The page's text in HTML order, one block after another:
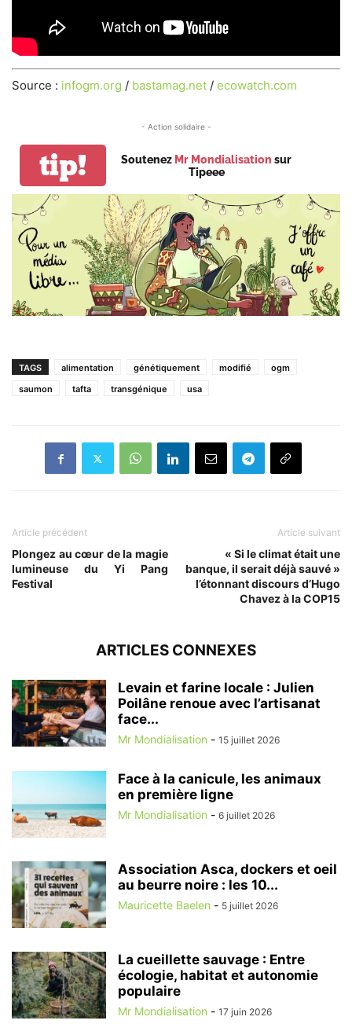
Source : infogm.org / bastamag.net / ecowatch.com
- Action solidaire -
tip! Soutenez Mr Mondialisation sur
Tipeee
TAGS alimentation génétiquement modifié
ogm
saumon
tafta transgénique usa
Article précédent
Plongez au cœur de la magie
lumineuse du Yi Pang
Festival
Article suivant
« Si le climat était une
banque, il serait déjà sauvé »
l’étonnant discours d’Hugo
Chavez à la COP15
ARTICLES CONNEXES
Levain et farine locale : Julien
Poilâne renoue avec l’artisanat
face...
Mr Mondialisation - 15 juillet 2026
Face à la canicule, les animaux
en première ligne
Mr Mondialisation - 6 juillet 2026
Association Asca, dockers et oeil
au beurre noire : les 10...
Mauricette Baelen - 5 juillet 2026
La cueillette sauvage : Entre
écologie, habitat et autonomie
populaire
Mr Mondialisation - 17 juin 2026